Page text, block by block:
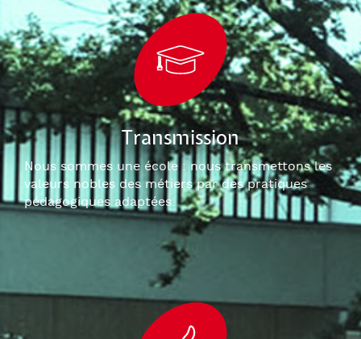
Transmission
Nous sommes une école : nous transmettons les
valeurs nobles des métiers par des pratiques
pédagogiques adaptées.